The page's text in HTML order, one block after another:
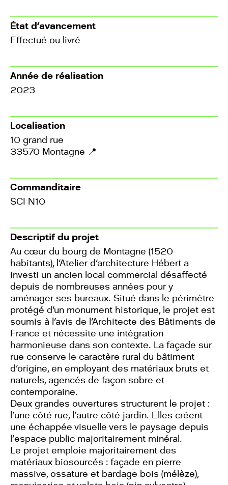
État d’avancement
Effectué ou livré
Année de réalisation
2023
Localisation
10 grand rue
33570 Montagne 📍
Commanditaire
SCI N10
Descriptif du projet
Au cœur du bourg de Montagne (1520
habitants), l'Atelier d'architecture Hébert a
investi un ancien local commercial désaffecté
depuis de nombreuses années pour y
aménager ses bureaux. Situé dans le périmètre
protégé d'un monument historique, le projet est
soumis à l'avis de l'Architecte des Bâtiments de
France et nécessite une intégration
harmonieuse dans son contexte. La façade sur
rue conserve le caractère rural du bâtiment
d'origine, en employant des matériaux bruts et
naturels, agencés de façon sobre et
contemporaine.
Deux grandes ouvertures structurent le projet :
l’une côté rue, l’autre côté jardin. Elles créent
une échappée visuelle vers le paysage depuis
l’espace public majoritairement minéral.
Le projet emploie majoritairement des
matériaux biosourcés : façade en pierre
massive, ossature et bardage bois (mélèze),